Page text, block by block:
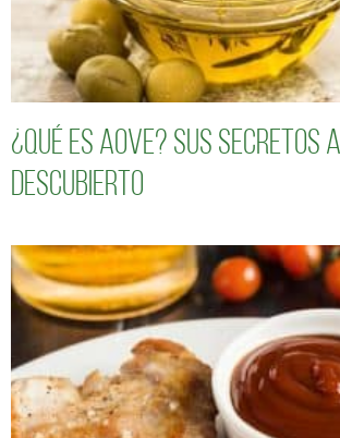
¿Qué es AOVE? Sus secretos
descubierto